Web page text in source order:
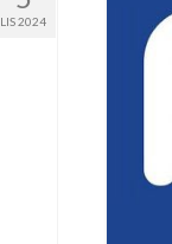
LIS 2024